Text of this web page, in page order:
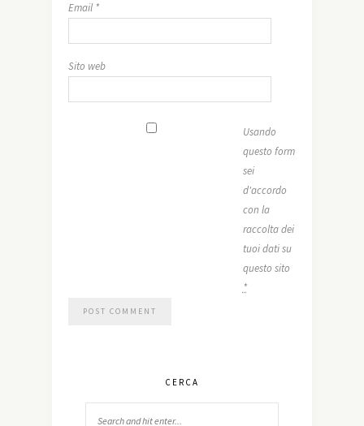
Email *
Sito web
Usando
questo form
sei
d'accordo
con la
raccolta dei
tuoi dati su
questo sito
*
CERCA